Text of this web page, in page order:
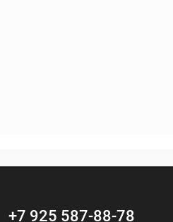
+7 925 587-88-78